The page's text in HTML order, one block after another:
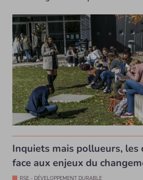
Inquiets mais pollueurs, les
face aux enjeux du
RSE - DÉVELOPPEMENT DURABLE